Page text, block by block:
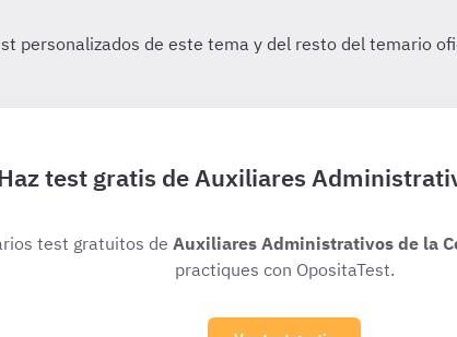
test gratis de Auxiliares
test gratuitos de Auxiliares Administrativos de la
practiques con OpositaTest.